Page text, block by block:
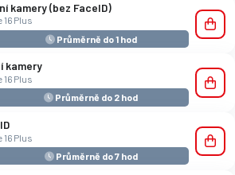
kamery (bez FaceID)
16 Plus
Průměrně do 1 hod
kamery
16 Plus
Průměrně do 2 hod
16 Plus
Průměrně do 7 hod